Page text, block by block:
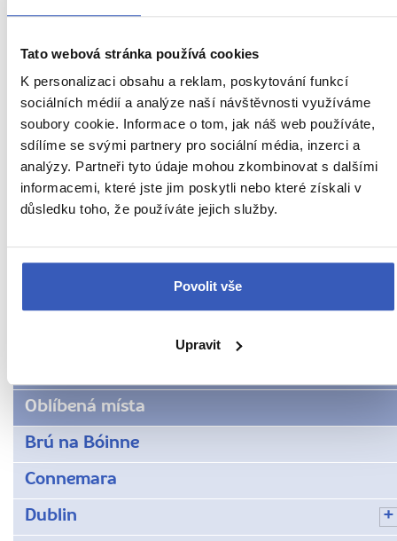
Tato webová stránka používá cookies
K personalizaci obsahu a reklam, poskytování funkcí
sociálních médií a analýze naší návštěvnosti využíváme
soubory cookie. Informace o tom, jak náš web používáte,
sdílíme se svými partnery pro sociální média, inzerci a
analýzy. Partneři tyto údaje mohou zkombinovat s dalšími
informacemi, které jste jim poskytli nebo které získali v
důsledku toho, že používáte jejich služby.
Povolit vše
Upravit
Další cestovatelská inspirace
URL
stránky:
www.radynacestu.cz/magazin/bru-
Irsko
Inspirace
Oblíbená místa
Brú na Bóinne
Connemara
Dublin